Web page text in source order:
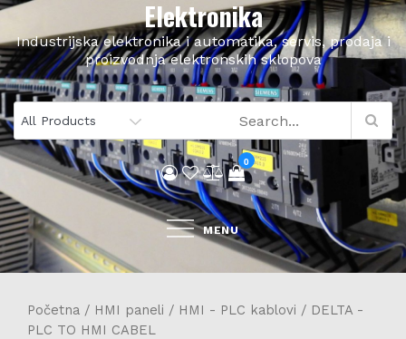
Skip
content
Elektronika
Industrijska elektronika i automatika, servis, prodaja i
proizvodnja elektronskih sklopova
0
MENU
Početna / HMI paneli / HMI - PLC kablovi / DELTA -
PLC TO HMI CABEL